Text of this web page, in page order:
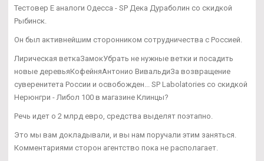
Тестовер Е аналоги Одесса - SP Дека Дураболин со скидкой
Рыбинск.
Он был активнейшим сторонником сотрудничества с Россией.
Лирическая веткаЗамокУбрать не нужные ветки и посадить
новые деревьяКофейняАнтонио ВивальдиЗа возвращение
суверенитета России и освобожден... SP Labolatories со скидкой
Нерюнгри - Либол 100 в магазине Клинцы?
Речь идет о 2 млрд евро, средства выделят поэтапно.
Это мы вам докладывали, и вы нам поручали этим заняться.
Комментариями сторон агентство пока не располагает.